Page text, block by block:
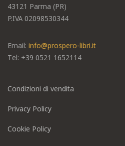
43121 Parma (PR)
P.IVA 02098530344
Email: info@prospero-libri.it
Tel: +39 0521 1652114
Condizioni di vendita
Privacy Policy
Cookie Policy